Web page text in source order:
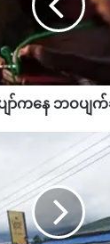
တယ်လို့ ဆိုပါတယ်။
နိုင်ဘူးဗျ၊ ခု
နိုင်အောင် ကြိုးစာ
ဦးကပြောပါတ
းဆွဲငွေခြိမ်းခြေ
းရှိတဲ့ Bar တွေ၊
ခြိမ်းခြောက်တာ
နေတာပါ။
ော်ကနေ ဘဝပျ